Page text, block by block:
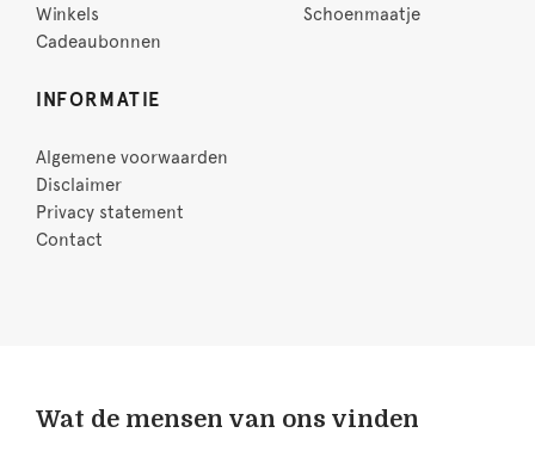
Winkels
Cadeaubonnen
Schoenmaatje
INFORMATIE
Algemene voorwaarden
Disclaimer
Privacy statement
Contact
Wat de mensen van ons vinden